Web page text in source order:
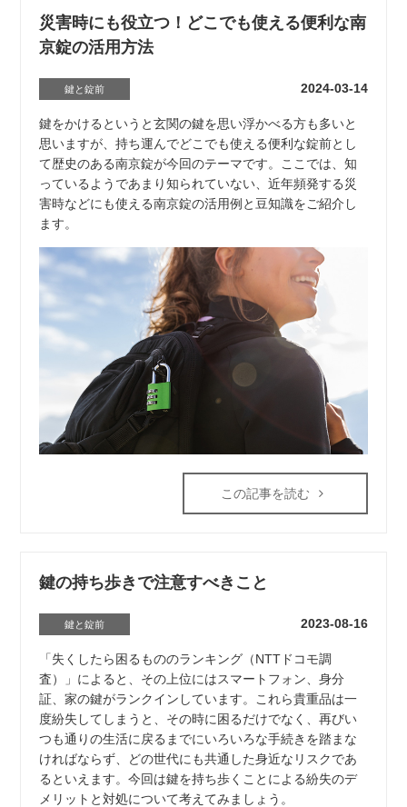
災害時にも役立つ！どこでも使える便利な南
京錠の活用方法
鍵と錠前 2024-03-14
鍵をかけるというと玄関の鍵を思い浮かべる方も多いと
思いますが、持ち運んでどこでも使える便利な錠前とし
て歴史のある南京錠が今回のテーマです。ここでは、知
っているようであまり知られていない、近年頻発する災
害時などにも使える南京錠の活用例と豆知識をご紹介し
ます。
この記事を読む
鍵の持ち歩きで注意すべきこと
鍵と錠前 2023-08-16
「失くしたら困るもののランキング（NTTドコモ調
査）」によると、その上位にはスマートフォン、身分
証、家の鍵がランクインしています。これら貴重品は一
度紛失してしまうと、その時に困るだけでなく、再びい
つも通りの生活に戻るまでにいろいろな手続きを踏まな
ければならず、どの世代にも共通した身近なリスクであ
るといえます。今回は鍵を持ち歩くことによる紛失のデ
メリットと対処について考えてみましょう。